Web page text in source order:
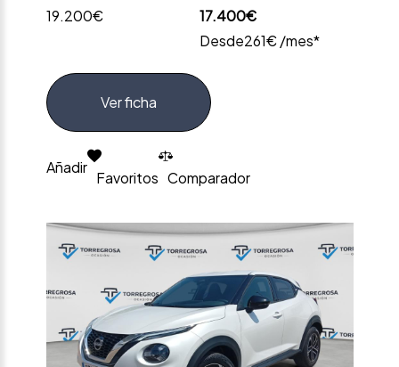
19.200€
17.400€
Desde261€ /mes*
Ver ficha
Añadir
Favoritos Comparador